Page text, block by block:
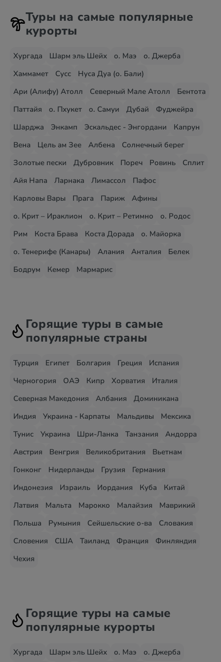
Туры на самые популярные
курорты
Хургада Шарм эль Шейх о. Маэ
о. Джерба
Хаммамет
Сусс
Нуса Дуа (о. Бали)
Ари (Алифу) Атолл
Северный Мале Атолл
Бентота
Паттайя
о. Пхукет о. Самуи Дубай
Фуджейра
Шарджа
Энкамп Эскальдес - Энгордани
Капрун
Вена
Цель ам Зее Албена
Солнечный берег
Золотые пески
Дубровник Пореч Ровинь
Сплит
Айя Напа
Ларнака Лимассол
Пафос
Карловы Вары
Прага Париж
Афины
о. Крит – Ираклион
о. Крит – Ретимно
о. Родос
Рим
Коста Брава Коста Дорада
о. Майорка
о. Тенерифе (Канары)
Алания Анталия
Белек
Бодрум
Кемер Мармарис
Горящие туры в самые
популярные страны
Турция Египет Болгария Греция
Испания
Черногория
ОАЭ Кипр Хорватия
Италия
Северная Македония
Албания
Доминикана
Индия
Украина - Карпаты Мальдивы
Мексика
Тунис
Украина Шри-Ланка Танзания
Андорра
Австрия
Венгрия Великобритания
Вьетнам
Гонконг
Нидерланды Грузия
Германия
Индонезия
Израиль Иордания Куба
Китай
Латвия
Мальта Марокко Малайзия
Маврикий
Польша
Румыния Сейшельские о-ва
Словакия
Словения
США Таиланд Франция
Финляндия
Чехия
Горящие туры на самые
популярные курорты
Хургада Шарм эль Шейх о. Маэ
о. Джерба